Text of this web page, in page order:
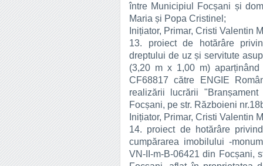
între Municipiul Focșani și
Maria și Popa Cristinel;
Inițiator, Primar, Cristi Valentin
13. proiect de hotărâre
dreptului de uz și servitute
(3,20 m x 1,00 m)
CF68817 către ENGIE
realizării lucrării
Focșani, pe str. Războieni
Inițiator, Primar, Cristi Valentin
14. proiect de hotărâre
cumpărarea imobilului -
VN-II-m-B-06421 din Focșani,